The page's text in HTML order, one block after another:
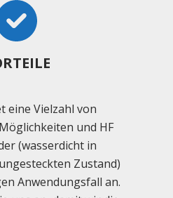
eine Vielzahl von
und HF
(wasserdicht in
Zustand)
Anwendungsfall an.